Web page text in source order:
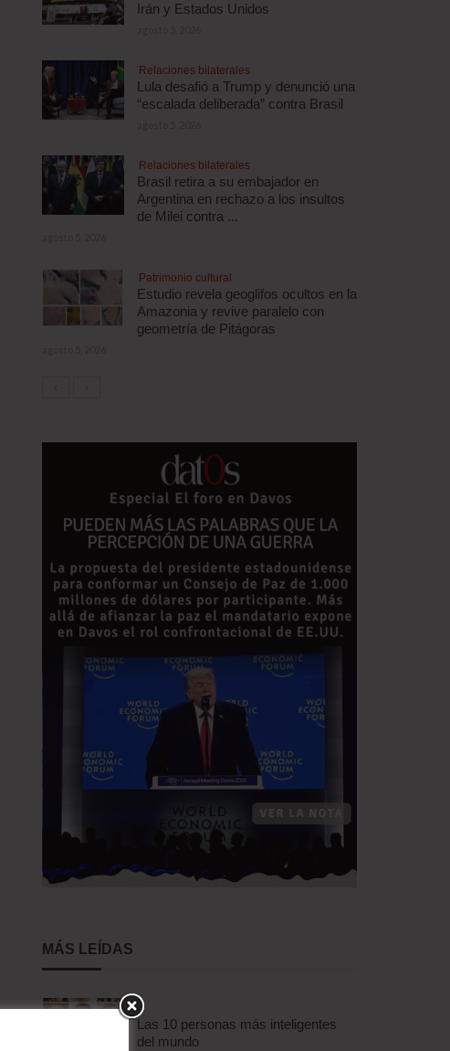
Irán y Estados Unidos
Relaciones bilaterales
Lula desafió a Trump y denunció una
“escalada deliberada” contra Brasil
Relaciones bilaterales
Brasil retira a su embajador en
Argentina en rechazo a los insultos
de Milei contra ...
Patrimonio cultural
Estudio revela geoglifos ocultos en la
Amazonia y revive paralelo con
geometría de Pitágoras
MÁS LEÍDAS
Las 10 personas más inteligentes
del mundo